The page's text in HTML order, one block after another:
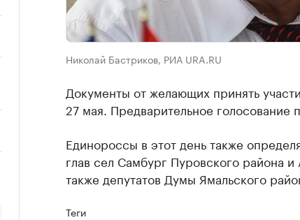
Николай Бастриков, РИА URA.RU
Документы от желающих принять
27 мая. Предварительное голосование
Единороссы в этот день также
глав сел Самбург Пуровского района
также депутатов Думы Ямальского
Теги